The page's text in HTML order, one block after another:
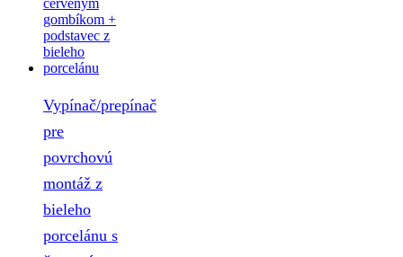
Vypínač/prepínač
pre
povrchovú
montáž z
bieleho
porcelánu s